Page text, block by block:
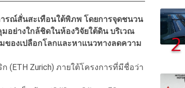
รณ์สั่นสะเทือนใต้พิภพ โดยการจุดชนวน
อย่างใกล้ชิดในห้องวิจัยใต้ดิน บริเวณ
ของเปลือกโลกและหาแนวทางลดความ
Zurich) ภายใต้โครงการที่มีชื่อว่า
2